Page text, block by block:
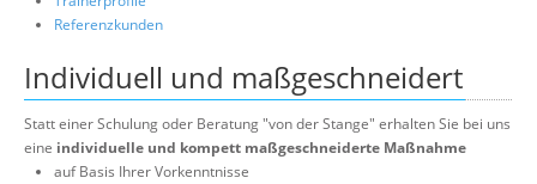
Referenzkunden
Individuell und maßgeschneidert
Statt einer Schulung oder Beratung "von der Stange" erhalten Sie bei uns
eine individuelle und kompett maßgeschneiderte Maßnahme
auf Basis Ihrer Vorkenntnisse